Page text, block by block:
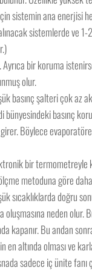
ana enerjisi
sistemlerde
Ayrıca bir koruma
olur.
basınç şalteri çok
basınç
Böylece
bir termometreyle
metoduna göre
sıcaklıklarda doğru
oluşmasına neden
kapanır. Bu andan
altında olması ve
sadece iç ünite